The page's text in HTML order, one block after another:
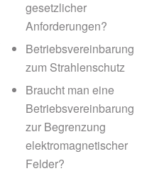
gesetzlicher
Anforderungen?
Betriebsvereinbarung
zum Strahlenschutz
Braucht man eine
Betriebsvereinbarung
zur Begrenzung
elektromagnetischer
Felder?